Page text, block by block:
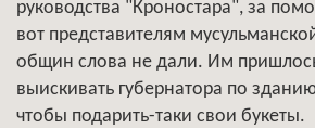
руководства "Кроностара", за
вот представителям
общин слова не дали. Им
выискивать губернатора по
чтобы подарить-таки свои букеты.